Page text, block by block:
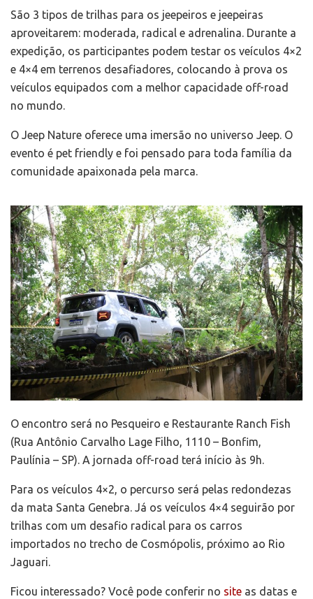
São 3 tipos de trilhas para os jeepeiros e jeepeiras
aproveitarem: moderada, radical e adrenalina. Durante a
expedição, os participantes podem testar os veículos 4×2
e 4×4 em terrenos desafiadores, colocando à prova os
veículos equipados com a melhor capacidade off-road
no mundo.
O Jeep Nature oferece uma imersão no universo Jeep. O
evento é pet friendly e foi pensado para toda família da
comunidade apaixonada pela marca.
O encontro será no Pesqueiro e Restaurante Ranch Fish
(Rua Antônio Carvalho Lage Filho, 1110 – Bonfim,
Paulínia – SP). A jornada off-road terá início às 9h.
Para os veículos 4×2, o percurso será pelas redondezas
da mata Santa Genebra. Já os veículos 4×4 seguirão por
trilhas com um desafio radical para os carros
importados no trecho de Cosmópolis, próximo ao Rio
Jaguari.
Ficou interessado? Você pode conferir no site as datas e